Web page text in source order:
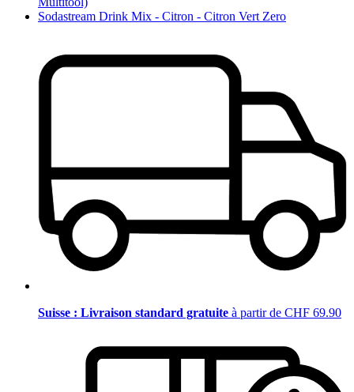
Sodastream Drink Mix - Citron - Citron Vert Zero
Suisse : Livraison standard gratuite à partir de CHF 69.90